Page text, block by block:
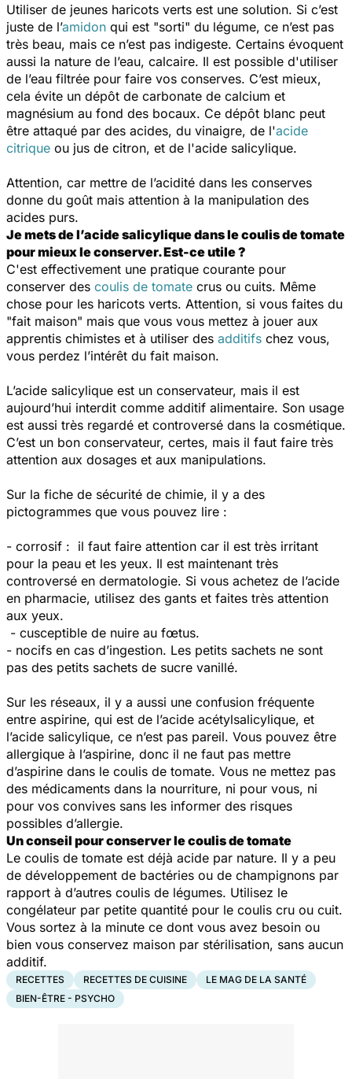
Utiliser de jeunes haricots verts est une solution. Si c’est
juste de l’amidon qui est "sorti" du légume, ce n’est pas
très beau, mais ce n’est pas indigeste. Certains évoquent
aussi la nature de l’eau, calcaire. Il est possible d'utiliser
de l’eau filtrée pour faire vos conserves. C’est mieux,
cela évite un dépôt de carbonate de calcium et
magnésium au fond des bocaux. Ce dépôt blanc peut
être attaqué par des acides, du vinaigre, de l'acide
citrique ou jus de citron, et de l'acide salicylique.
Attention, car mettre de l’acidité dans les conserves
donne du goût mais attention à la manipulation des
acides purs.
Je mets de l’acide salicylique dans le coulis de tomate
pour mieux le conserver. Est-ce utile ?
C'est effectivement une pratique courante pour
conserver des coulis de tomate crus ou cuits. Même
chose pour les haricots verts. Attention, si vous faites du
"fait maison" mais que vous vous mettez à jouer aux
apprentis chimistes et à utiliser des additifs chez vous,
vous perdez l’intérêt du fait maison.
L’acide salicylique est un conservateur, mais il est
aujourd’hui interdit comme additif alimentaire. Son usage
est aussi très regardé et controversé dans la cosmétique.
C’est un bon conservateur, certes, mais il faut faire très
attention aux dosages et aux manipulations.
Sur la fiche de sécurité de chimie, il y a des
pictogrammes que vous pouvez lire :
- corrosif : il faut faire attention car il est très irritant
pour la peau et les yeux. Il est maintenant très
controversé en dermatologie. Si vous achetez de l’acide
en pharmacie, utilisez des gants et faites très attention
aux yeux.
- cusceptible de nuire au fœtus.
- nocifs en cas d’ingestion. Les petits sachets ne sont
pas des petits sachets de sucre vanillé.
Sur les réseaux, il y a aussi une confusion fréquente
entre aspirine, qui est de l’acide acétylsalicylique, et
l’acide salicylique, ce n’est pas pareil. Vous pouvez être
allergique à l’aspirine, donc il ne faut pas mettre
d’aspirine dans le coulis de tomate. Vous ne mettez pas
des médicaments dans la nourriture, ni pour vous, ni
pour vos convives sans les informer des risques
possibles d’allergie.
Un conseil pour conserver le coulis de tomate
Le coulis de tomate est déjà acide par nature. Il y a peu
de développement de bactéries ou de champignons par
rapport à d’autres coulis de légumes. Utilisez le
congélateur par petite quantité pour le coulis cru ou cuit.
Vous sortez à la minute ce dont vous avez besoin ou
bien vous conservez maison par stérilisation, sans aucun
additif.
RECETTES RECETTES DE CUISINE
LE MAG DE LA SANTÉ
BIEN-ÊTRE - PSYCHO